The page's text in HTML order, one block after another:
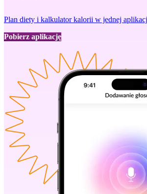
Plan diety i kalkulator kalorii w jednej
Pobierz aplikację